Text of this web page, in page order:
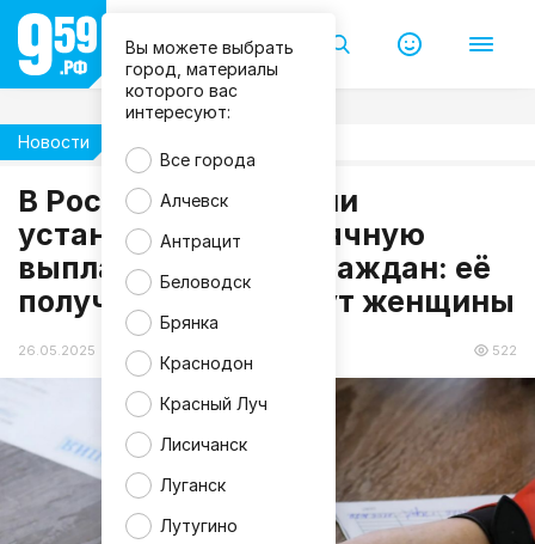
Вы можете выбрать
город, материалы
которого вас
интересуют:
Все города
Алчевск
Антрацит
Беловодск
Брянка
Краснодон
Красный Луч
Лисичанск
Луганск
Лутугино
Новости
В России предложили
установить ежемесячную
выплату для ряда граждан: её
получателями станут женщины
26.05.2025 11:45 522